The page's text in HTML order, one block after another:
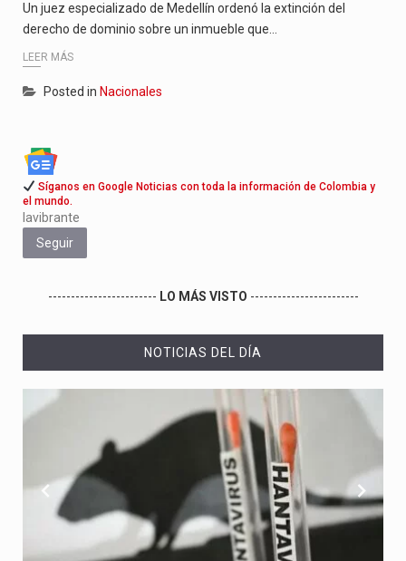
Un juez especializado de Medellín ordenó la extinción del
derecho de dominio sobre un inmueble que…
LEER MÁS
Posted in Nacionales
Síganos en Google Noticias con toda la información de Colombia y
el mundo.
lavibrante
Seguir
------------------------ LO MÁS VISTO ------------------------
NOTICIAS DEL DÍA